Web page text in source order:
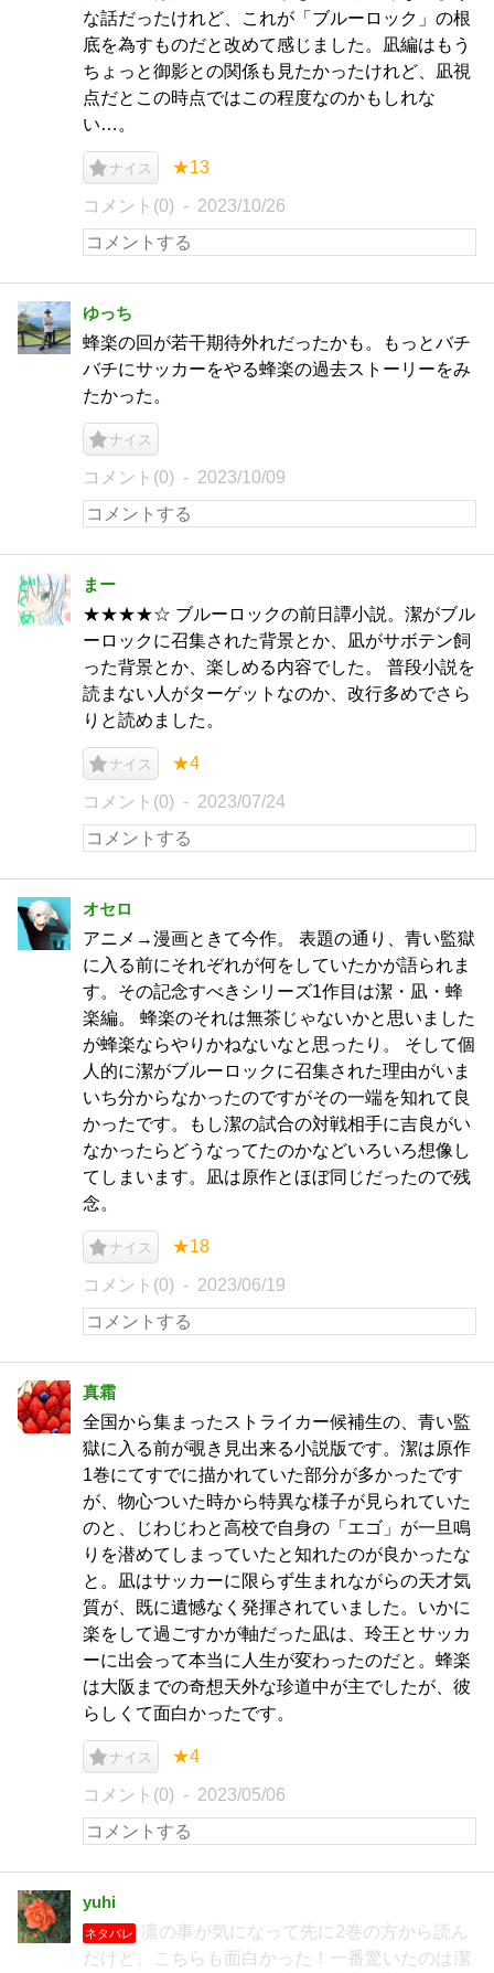
な話だったけれど、これが「ブルーロック」の根
底を為すものだと改めて感じました。凪編はもう
ちょっと御影との関係も見たかったけれど、凪視
点だとこの時点ではこの程度なのかもしれな
い…。
ナイス ★13
コメント(0) 2023/10/26
ゆっち
蜂楽の回が若干期待外れだったかも。もっとバチ
バチにサッカーをやる蜂楽の過去ストーリーをみ
たかった。
ナイス
コメント(0) 2023/10/09
まー
★★★★☆ ブルーロックの前日譚小説。潔がブル
ーロックに召集された背景とか、凪がサボテン飼
った背景とか、楽しめる内容でした。 普段小説を
読まない人がターゲットなのか、改行多めでさら
りと読めました。
ナイス ★4
コメント(0) 2023/07/24
オセロ
アニメ→漫画ときて今作。 表題の通り、青い監獄
に入る前にそれぞれが何をしていたかが語られま
す。その記念すべきシリーズ1作目は潔・凪・蜂
楽編。 蜂楽のそれは無茶じゃないかと思いました
が蜂楽ならやりかねないなと思ったり。 そして個
人的に潔がブルーロックに召集された理由がいま
いち分からなかったのですがその一端を知れて良
かったです。もし潔の試合の対戦相手に吉良がい
なかったらどうなってたのかなどいろいろ想像し
てしまいます。凪は原作とほぼ同じだったので残
念。
ナイス ★18
コメント(0) 2023/06/19
真霜
全国から集まったストライカー候補生の、青い監
獄に入る前が覗き見出来る小説版です。潔は原作
1巻にてすでに描かれていた部分が多かったです
が、物心ついた時から特異な様子が見られていた
のと、じわじわと高校で自身の「エゴ」が一旦鳴
りを潜めてしまっていたと知れたのが良かったな
と。凪はサッカーに限らず生まれながらの天才気
質が、既に遺憾なく発揮されていました。いかに
楽をして過ごすかが軸だった凪は、玲王とサッカ
ーに出会って本当に人生が変わったのだと。蜂楽
は大阪までの奇想天外な珍道中が主でしたが、彼
らしくて面白かったです。
ナイス ★4
コメント(0) 2023/05/06
yuhi
ネタバレ
凛の事が気になって先に2巻の方から読ん
だけど、こちらも面白かった！一番驚いたのは潔